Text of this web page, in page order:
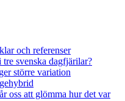
och referenser
svenska dagfjärilar?
större variation
oss att glömma hur det var